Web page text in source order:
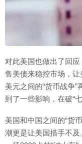
对此美国也做出了回
售美债来稳控市场，
美元之间的“货币战争
到了一些影响，在破“
美国和中国之间的“货
潮更是让美国措手不